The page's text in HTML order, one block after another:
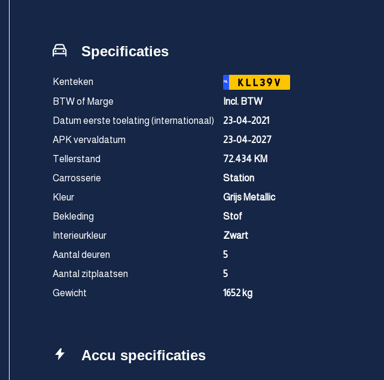
Specificaties
Kenteken NL KLL39V
BTW of Marge
Incl. BTW
Datum eerste toelating (internationaal)
23-04-2021
APK vervaldatum
23-04-2027
Tellerstand
72.434 KM
Carrosserie
Station
Kleur
Grijs Metallic
Bekleding
Stof
Interieurkleur
Zwart
Aantal deuren
5
Aantal zitplaatsen
5
Gewicht
1652 kg
Accu specificaties